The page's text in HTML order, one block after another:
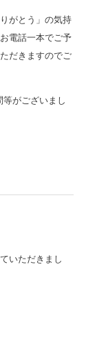
がとう」の気持
電話一本でご予
だきますのでご
がございまし
いただきまし